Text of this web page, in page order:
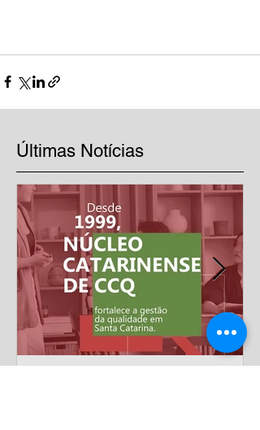
Últimas Notícias